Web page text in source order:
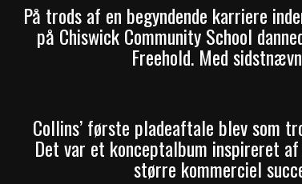
På trods af en begyndende karriere
på Chiswick Community School
Freehold. Med
Collins’ første pladeaftale blev som
Det var et konceptalbum inspireret
større kommerciel